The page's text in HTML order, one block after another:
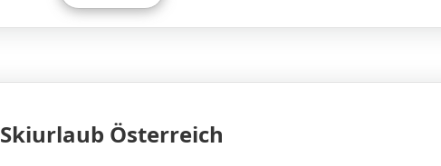
Skiurlaub Österreich